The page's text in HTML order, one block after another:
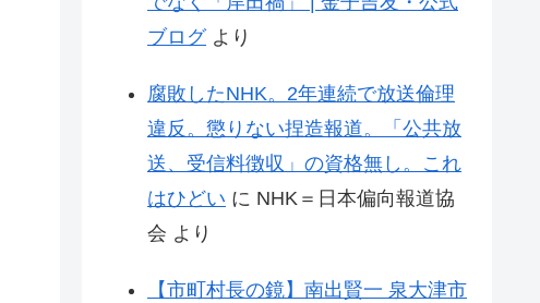
ブログより
腐敗したNHK。2年連続で放送倫理
違反。懲りない捏造報道。「公共放
送、受信料徴収」の資格無し。これ
はひどい に NHK＝日本偏向報道協
会 より
【市町村長の鏡】南出賢一 泉大津市